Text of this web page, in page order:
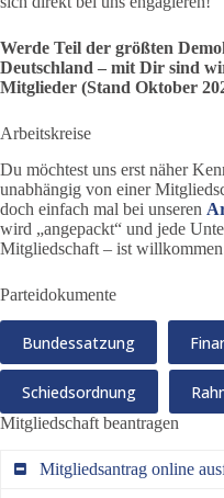
Werde Teil der größten
Deutschland – mit Dir sind
Mitglieder (Stand Oktober
Arbeitskreise
Du möchtest uns erst näher
unabhängig von einer
doch einfach mal bei unseren
wird „angepackt“ und jede
Mitgliedschaft – ist
Parteidokumente
Bundessatzung
Schiedsordnung
Mitgliedschaft beantragen
Mitgliedsantrag online